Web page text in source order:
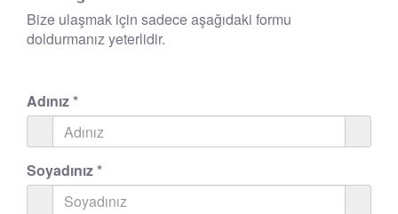
Bize ulaşmak için sadece aşağıdaki formu
doldurmanız yeterlidir.
Adınız*
Soyadınız*